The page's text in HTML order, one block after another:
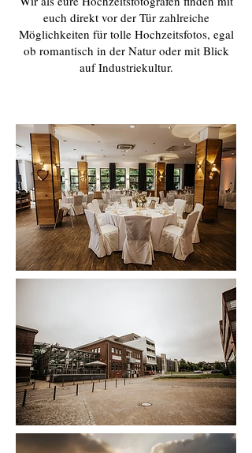
euch direkt vor der Tür zahlreiche
Möglichkeiten für tolle Hochzeitsfotos, egal
ob romantisch in der Natur oder mit Blick
auf Industriekultur.